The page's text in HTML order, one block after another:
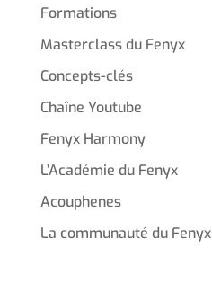
Formations
Masterclass du Fenyx
Concepts-clés
Chaîne Youtube
Fenyx Harmony
L’Académie du Fenyx
Acouphenes
La communauté du Fenyx